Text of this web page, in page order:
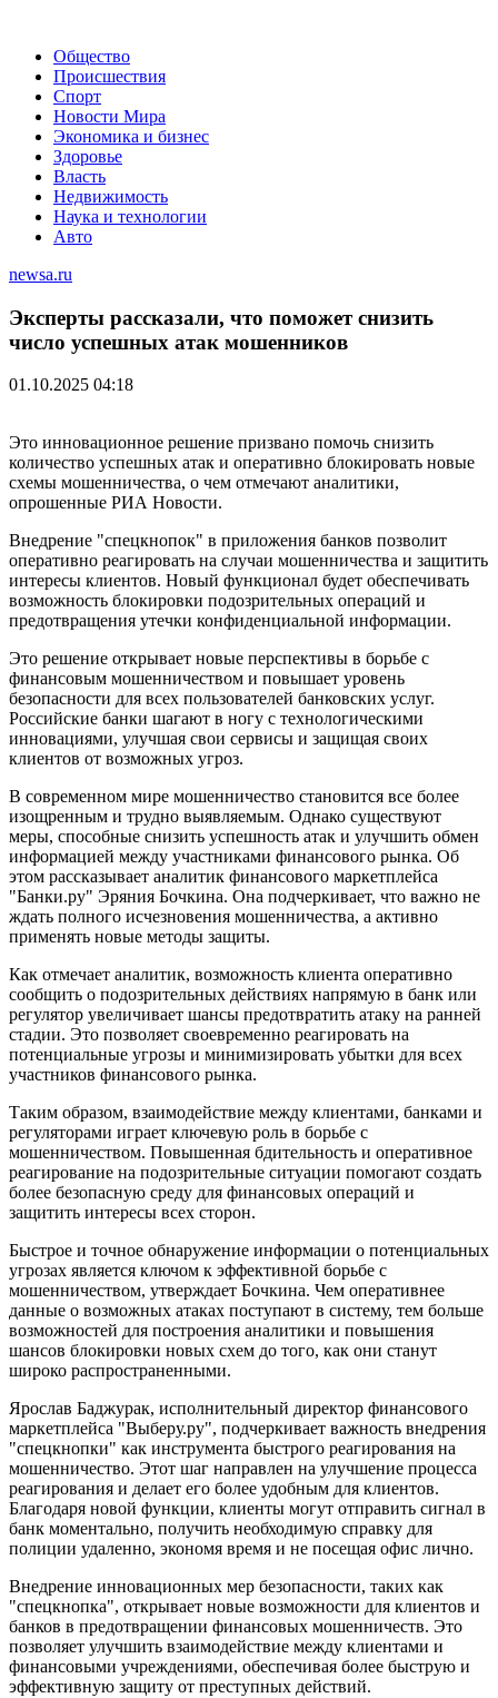
Общество
Происшествия
Спорт
Новости Мира
Экономика и бизнес
Здоровье
Власть
Недвижимость
Наука и технологии
Авто
newsa.ru
Эксперты рассказали, что поможет снизить
число успешных атак мошенников
01.10.2025 04:18
Это инновационное решение призвано помочь снизить
количество успешных атак и оперативно блокировать новые
схемы мошенничества, о чем отмечают аналитики,
опрошенные РИА Новости.
Внедрение "спецкнопок" в приложения банков позволит
оперативно реагировать на случаи мошенничества и защитить
интересы клиентов. Новый функционал будет обеспечивать
возможность блокировки подозрительных операций и
предотвращения утечки конфиденциальной информации.
Это решение открывает новые перспективы в борьбе с
финансовым мошенничеством и повышает уровень
безопасности для всех пользователей банковских услуг.
Российские банки шагают в ногу с технологическими
инновациями, улучшая свои сервисы и защищая своих
клиентов от возможных угроз.
В современном мире мошенничество становится все более
изощренным и трудно выявляемым. Однако существуют
меры, способные снизить успешность атак и улучшить обмен
информацией между участниками финансового рынка. Об
этом рассказывает аналитик финансового маркетплейса
"Банки.ру" Эряния Бочкина. Она подчеркивает, что важно не
ждать полного исчезновения мошенничества, а активно
применять новые методы защиты.
Как отмечает аналитик, возможность клиента оперативно
сообщить о подозрительных действиях напрямую в банк или
регулятор увеличивает шансы предотвратить атаку на ранней
стадии. Это позволяет своевременно реагировать на
потенциальные угрозы и минимизировать убытки для всех
участников финансового рынка.
Таким образом, взаимодействие между клиентами, банками и
регуляторами играет ключевую роль в борьбе с
мошенничеством. Повышенная бдительность и оперативное
реагирование на подозрительные ситуации помогают создать
более безопасную среду для финансовых операций и
защитить интересы всех сторон.
Быстрое и точное обнаружение информации о потенциальных
угрозах является ключом к эффективной борьбе с
мошенничеством, утверждает Бочкина. Чем оперативнее
данные о возможных атаках поступают в систему, тем больше
возможностей для построения аналитики и повышения
шансов блокировки новых схем до того, как они станут
широко распространенными.
Ярослав Баджурак, исполнительный директор финансового
маркетплейса "Выберу.ру", подчеркивает важность внедрения
"спецкнопки" как инструмента быстрого реагирования на
мошенничество. Этот шаг направлен на улучшение процесса
реагирования и делает его более удобным для клиентов.
Благодаря новой функции, клиенты могут отправить сигнал в
банк моментально, получить необходимую справку для
полиции удаленно, экономя время и не посещая офис лично.
Внедрение инновационных мер безопасности, таких как
"спецкнопка", открывает новые возможности для клиентов и
банков в предотвращении финансовых мошенничеств. Это
позволяет улучшить взаимодействие между клиентами и
финансовыми учреждениями, обеспечивая более быструю и
эффективную защиту от преступных действий.